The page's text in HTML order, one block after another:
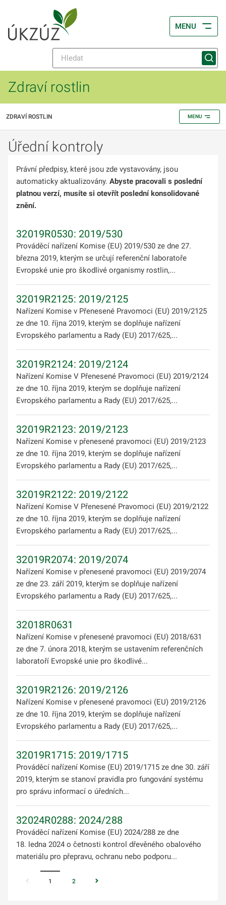
MENU
Zdraví rostlin
ZDRAVÍ ROSTLIN MENU
Úřední kontroly
Právní předpisy, které jsou zde vystavovány, jsou
automaticky aktualizovány. Abyste pracovali s poslední
platnou verzí, musíte si otevřít poslední konsolidované
znění.
32019R0530: 2019/530
Prováděcí nařízení Komise (EU) 2019/530 ze dne 27.
března 2019, kterým se určují referenční laboratoře
Evropské unie pro škodlivé organismy rostlin,...
32019R2125: 2019/2125
Nařízení Komise v Přenesené Pravomoci (EU) 2019/2125
ze dne 10. října 2019, kterým se doplňuje nařízení
Evropského parlamentu a Rady (EU) 2017/625,...
32019R2124: 2019/2124
Nařízení Komise V Přenesené Pravomoci (EU) 2019/2124
ze dne 10. října 2019, kterým se doplňuje nařízení
Evropského parlamentu a Rady (EU) 2017/625,...
32019R2123: 2019/2123
Nařízení Komise v přenesené pravomoci (EU) 2019/2123
ze dne 10. října 2019, kterým se doplňuje nařízení
Evropského parlamentu a Rady (EU) 2017/625,...
32019R2122: 2019/2122
Nařízení Komise V Přenesené Pravomoci (EU) 2019/2122
ze dne 10. října 2019, kterým se doplňuje nařízení
Evropského parlamentu a Rady (EU) 2017/625,...
32019R2074: 2019/2074
Nařízení Komise v přenesené pravomoci (EU) 2019/2074
ze dne 23. září 2019, kterým se doplňuje nařízení
Evropského parlamentu a Rady (EU) 2017/625,...
32018R0631
Nařízení Komise v přenesené pravomoci (EU) 2018/631
ze dne 7. února 2018, kterým se ustavením referenčních
laboratoří Evropské unie pro škodlivé...
32019R2126: 2019/2126
Nařízení Komise v přenesené pravomoci (EU) 2019/2126
ze dne 10. října 2019, kterým se doplňuje nařízení
Evropského parlamentu a Rady (EU) 2017/625,...
32019R1715: 2019/1715
Prováděcí nařízení Komise (EU) 2019/1715 ze dne 30. září
2019, kterým se stanoví pravidla pro fungování systému
pro správu informací o úředních...
32024R0288: 2024/288
Prováděcí nařízení Komise (EU) 2024/288 ze dne
18. ledna 2024 o četnosti kontrol dřevěného obalového
materiálu pro přepravu, ochranu nebo podporu...
1 2